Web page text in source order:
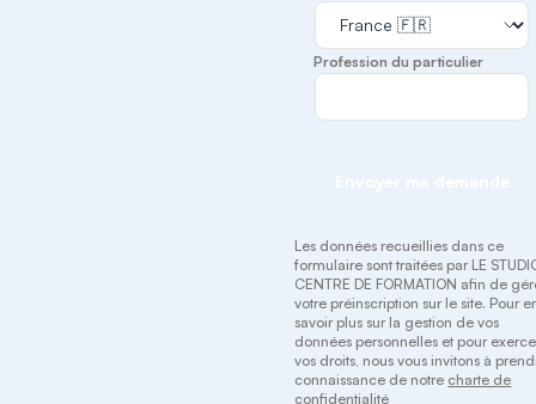
Profession du particulier
Les données recueillies dans ce
formulaire sont traitées par LE
CENTRE DE FORMATION afin de
votre préinscription sur le site. Pour
savoir plus sur la gestion de vos
données personnelles et pour
vos droits, nous vous invitons à
connaissance de notre charte de
confidentialité